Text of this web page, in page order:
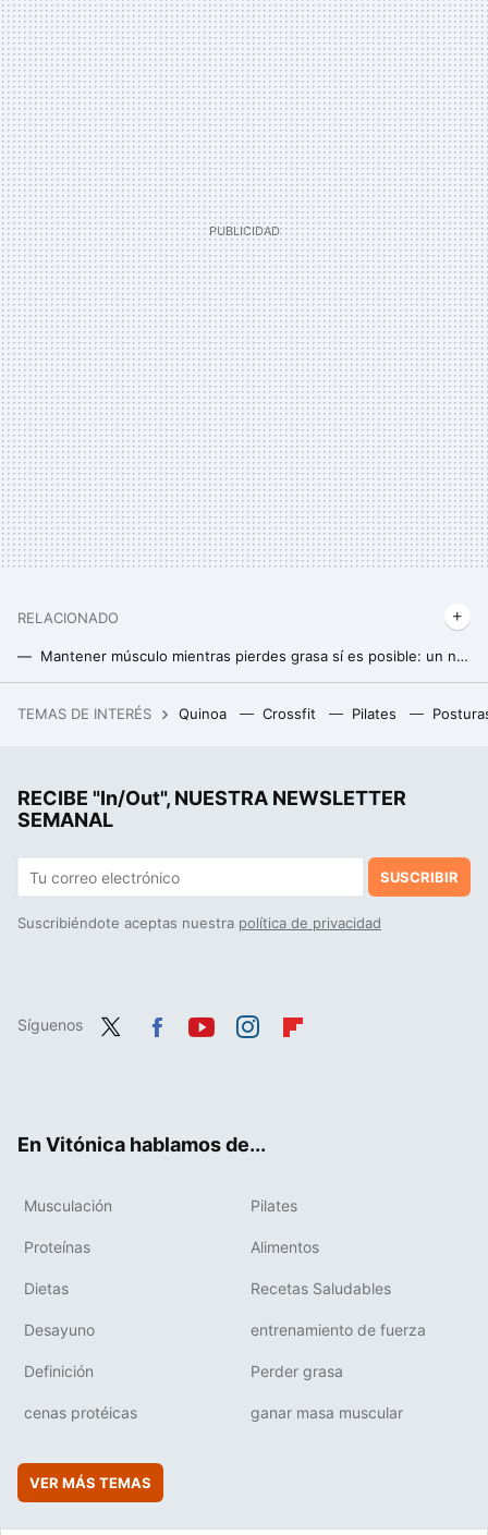
RELACIONADO
Mantener músculo mientras pierdes grasa sí es posible: un nuevo estudio arroja más luz sobre cómo conseguirlo
TEMAS DE INTERÉS Quinoa Crossfit Pilates
RECIBE "In/Out", NUESTRA NEWSLETTER
SEMANAL
SUSCRIBIR
Suscribiéndote aceptas nuestra política de privacidad
Síguenos
En Vitónica hablamos de...
Musculación Pilates
Proteínas Alimentos
Dietas Recetas Saludables
Desayuno entrenamiento de fuerza
Definición Perder grasa
cenas protéicas ganar masa muscular
VER MÁS TEMAS